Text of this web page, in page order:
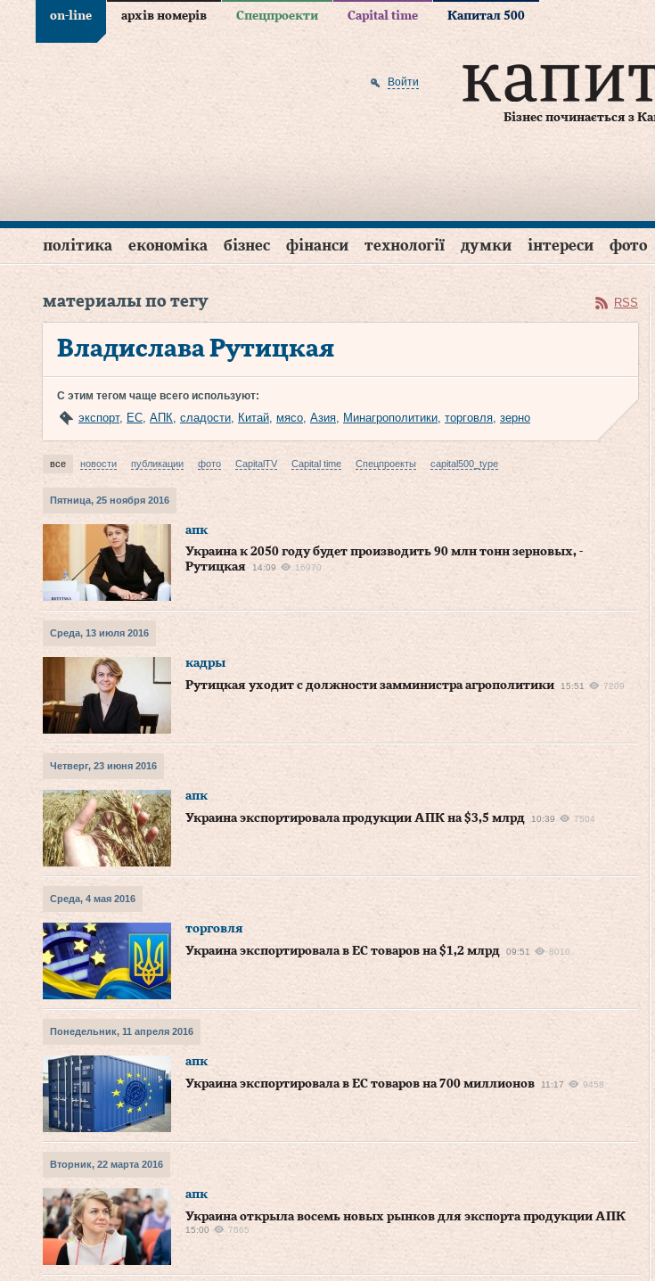
on-line архів номерів Спецпроекти Capital time Капитал 500
Бізнес починається з
Войти
політика економіка бізнес фінанси технології думки інтереси фото
материалы по тегу RSS
Владислава Рутицкая
С этим тегом чаще всего используют:
экспорт, ЕС, АПК, сладости, Китай, мясо, Азия, Минагрополитики, торговля, зерно
все новости публикации фото CapitalTV Capital time Спецпроекты capital500_type
Пятница, 25 ноября 2016
апк
Украина к 2050 году будет производить 90 млн тонн зерновых, -
Рутицкая
14:09 16970
Среда, 13 июля 2016
кадры
Рутицкая уходит с должности замминистра агрополитики
15:51 7209
Четверг, 23 июня 2016
апк
Украина экспортировала продукции АПК на $3,5 млрд
10:39 7504
Среда, 4 мая 2016
торговля
Украина экспортировала в ЕС товаров на $1,2 млрд
09:51 8010
Понедельник, 11 апреля 2016
апк
Украина экспортировала в ЕС товаров на 700 миллионов
11:17 9458
Вторник, 22 марта 2016
апк
Украина открыла восемь новых рынков для экспорта продукции АПК
15:00 7665